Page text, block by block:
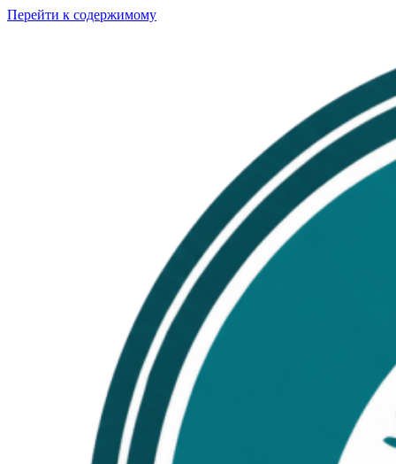
Перейти к содержимому